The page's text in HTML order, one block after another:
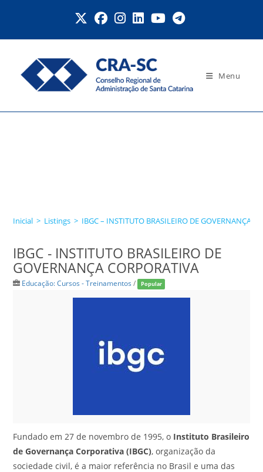
Menu
Inicial > Listings > IBGC – INSTITUTO BRASILEIRO DE GOVERNANÇA
IBGC - INSTITUTO BRASILEIRO DE
GOVERNANÇA CORPORATIVA
Educação: Cursos - Treinamentos / Popular
Fundado em 27 de novembro de 1995, o Instituto Brasileiro
de Governança Corporativa (IBGC), organização da
sociedade civil, é a maior referência no Brasil e uma das